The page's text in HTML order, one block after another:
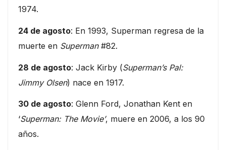
1974.
24 de agosto: En 1993, Superman regresa de la
muerte en Superman#82.
28 de agosto: Jack Kirby (Superman’s Pal:
Jimmy Olsen) nace en 1917.
30 de agosto: Glenn Ford, Jonathan Kent en
‘Superman: The Movie’, muere en 2006, a los 90
años.